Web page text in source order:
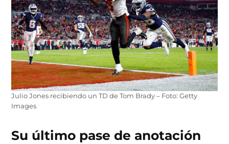
Julio Jones recibiendo un TD de Tom Brady – Foto: Getty
Images
Su último pase de anotación